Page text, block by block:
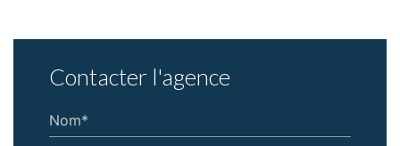
Contacter l'agence
Nom*